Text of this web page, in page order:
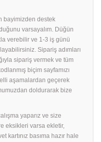
bayimizden destek
varsayalım. Düğün
verebilir ve 1-3 iş günü
Sipariş adımları
sipariş vermek ve tüm
biçim sayfamızı
aşamalardan geçerek
doldurarak bize
yaparız ve size
eksikleri varsa ekletir,
kartınız basıma hazır hale